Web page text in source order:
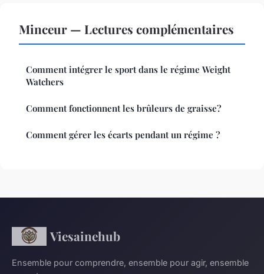
Minceur — Lectures complémentaires
Comment intégrer le sport dans le régime Weight
Watchers
Comment fonctionnent les brûleurs de graisse?
Comment gérer les écarts pendant un régime ?
Viesainehub
Ensemble pour comprendre, ensemble pour agir, ensemble